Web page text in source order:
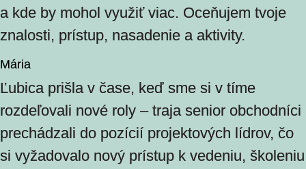
a kde by mohol využiť viac. Oceňujem tvoje
znalosti, prístup, nasadenie a aktivity.
Mária
Ľubica prišla v čase, keď sme si v tíme
rozdeľovali nové roly – traja senior obchodníci
prechádzali do pozícií projektových lídrov, čo
si vyžadovalo nový prístup k vedeniu, školeniu